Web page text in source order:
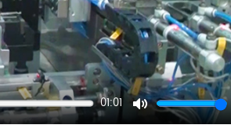
01:01
Mute